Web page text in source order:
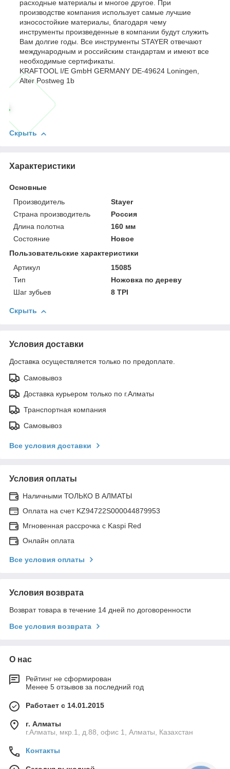
расходные материалы и многое другое. При
производстве компания использует самые лучшие
износостойкие материалы, благодаря чему
инструменты произведенные в компании будут служить
Вам долгие годы. Все инструменты STAYER отвечают
международным и российским стандартам и имеют все
необходимые сертификаты.
KRAFTOOL I/E GmbH GERMANY DE-49624 Loningen,
Alter Postweg 1b
Скрыть
Характеристики
Основные
Производитель
Stayer
Страна производитель
Россия
Длина полотна
160 мм
Состояние
Новое
Пользовательские характеристики
Артикул
15085
Тип
Ножовка по дереву
Шаг зубьев
8 TPI
Скрыть
Условия доставки
Доставка осуществляется только по предоплате.
Самовывоз
Доставка курьером только по г.Алматы
Транспортная компания
Самовывоз
Все условия доставки
Условия оплаты
Наличными ТОЛЬКО В АЛМАТЫ
Оплата на счет KZ94722S000044879953
Мгновенная рассрочка с Kaspi Red
Онлайн оплата
Все условия оплаты
Условия возврата
Возврат товара в течение 14 дней по договоренности
Все условия возврата
О нас
Рейтинг не сформирован
Менее 5 отзывов за последний год
Работает с 14.01.2015
г. Алматы
г.Алматы, мкр.1, д.88, офис 1, Алматы, Казахстан
Контакты